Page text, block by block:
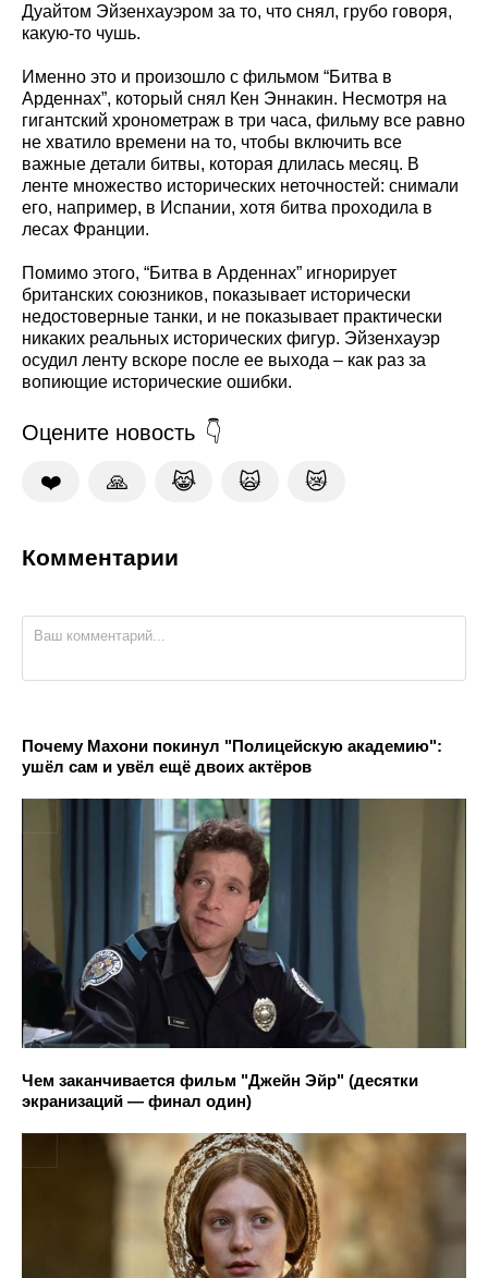
Дуайтом Эйзенхауэром за то, что снял, грубо говоря,
какую-то чушь.
Именно это и произошло с фильмом “Битва в
Арденнах”, который снял Кен Эннакин. Несмотря на
гигантский хронометраж в три часа, фильму все равно
не хватило времени на то, чтобы включить все
важные детали битвы, которая длилась месяц. В
ленте множество исторических неточностей: снимали
его, например, в Испании, хотя битва проходила в
лесах Франции.
Помимо этого, “Битва в Арденнах” игнорирует
британских союзников, показывает исторически
недостоверные танки, и не показывает практически
никаких реальных исторических фигур. Эйзенхауэр
осудил ленту вскоре после ее выхода – как раз за
вопиющие исторические ошибки.
Оцените новость
❤️ 🙏 😹 🙀 😿
Комментарии
Почему Махони покинул "Полицейскую академию":
ушёл сам и увёл ещё двоих актёров
Чем заканчивается фильм "Джейн Эйр" (десятки
экранизаций — финал один)